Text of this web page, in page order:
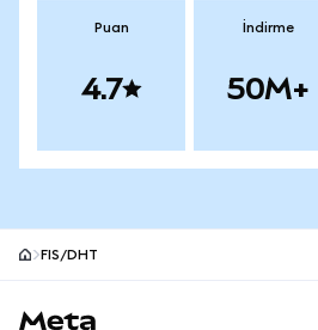
Puan
4.7
İndirme
50M+
FIS/DHT